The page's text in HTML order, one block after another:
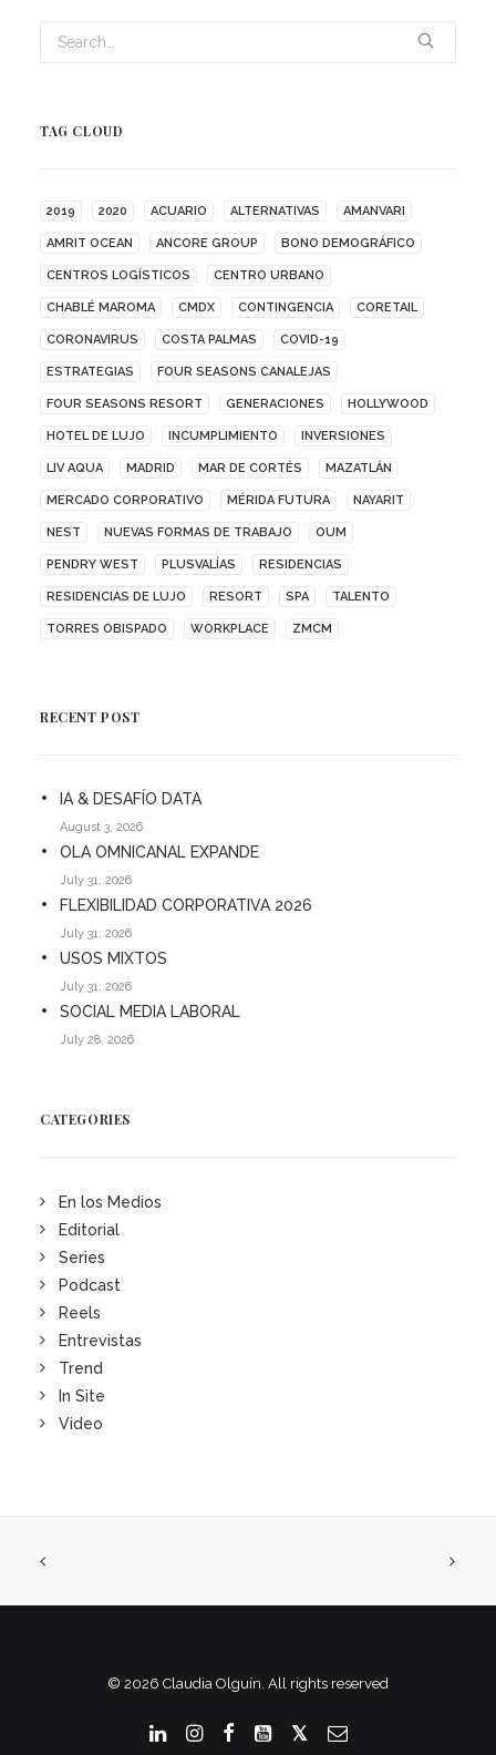
TAG CLOUD
2019 2020 ACUARIO ALTERNATIVAS AMANVARI
AMRIT OCEAN ANCORE GROUP BONO DEMOGRÁFICO
CENTROS LOGÍSTICOS CENTRO URBANO
CHABLÉ MAROMA CMDX CONTINGENCIA CORETAIL
CORONAVIRUS COSTA PALMAS COVID-19
ESTRATEGIAS FOUR SEASONS CANALEJAS
FOUR SEASONS RESORT GENERACIONES HOLLYWOOD
HOTEL DE LUJO INCUMPLIMIENTO INVERSIONES
LIV AQUA MADRID MAR DE CORTÉS MAZATLÁN
MERCADO CORPORATIVO MÉRIDA FUTURA NAYARIT
NEST NUEVAS FORMAS DE TRABAJO OUM
PENDRY WEST PLUSVALÍAS RESIDENCIAS
RESIDENCIAS DE LUJO RESORT SPA TALENTO
TORRES OBISPADO WORKPLACE ZMCM
RECENT POST
IA & DESAFÍO DATA
August 3, 2026
OLA OMNICANAL EXPANDE
July 31, 2026
FLEXIBILIDAD CORPORATIVA 2026
July 31, 2026
USOS MIXTOS
July 31, 2026
SOCIAL MEDIA LABORAL
July 28, 2026
CATEGORIES
En los Medios
Editorial
Series
Podcast
Reels
Entrevistas
Trend
In Site
Video
© 2026 Claudia Olguín. All rights reserved